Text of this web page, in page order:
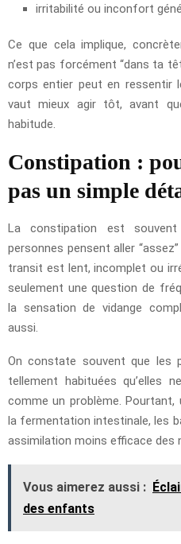
irritabilité ou inconfort
Ce que cela implique,
n’est pas forcément “dans ta
corps entier peut en ressentir
vaut mieux agir tôt, avant
habitude.
Constipation :
pas un simple
La constipation est souvent
personnes pensent aller
transit est lent, incomplet ou
seulement une question de
la sensation de vidange
aussi.
On constate souvent que les
tellement habituées qu’elles
comme un problème.
la fermentation intestinale, les
assimilation moins efficace des
Vous aimerez aussi :
des enfants